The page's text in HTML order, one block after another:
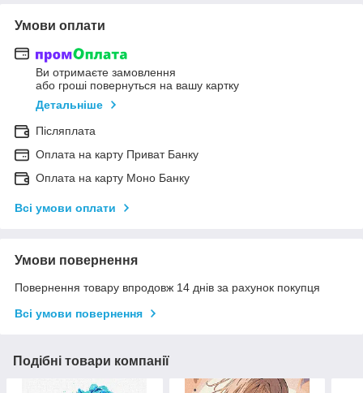
Умови оплати
Ви отримаєте замовлення
або гроші повернуться на вашу картку
Детальніше
Післяплата
Оплата на карту Приват Банку
Оплата на карту Моно Банку
Всі умови оплати
Умови повернення
Повернення товару впродовж 14 днів за рахунок покупця
Всі умови повернення
Подібні товари компанії